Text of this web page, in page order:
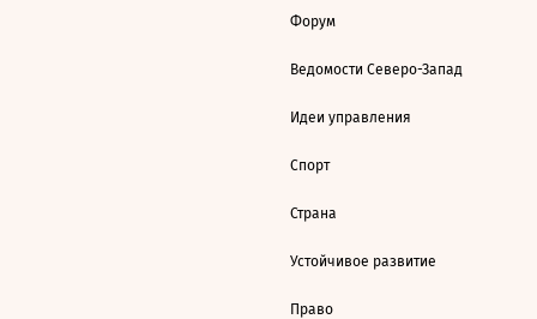
Форум
Ведомости Северо-Запад
Идеи управления
Спорт
Страна
Устойчивое развитие
Право